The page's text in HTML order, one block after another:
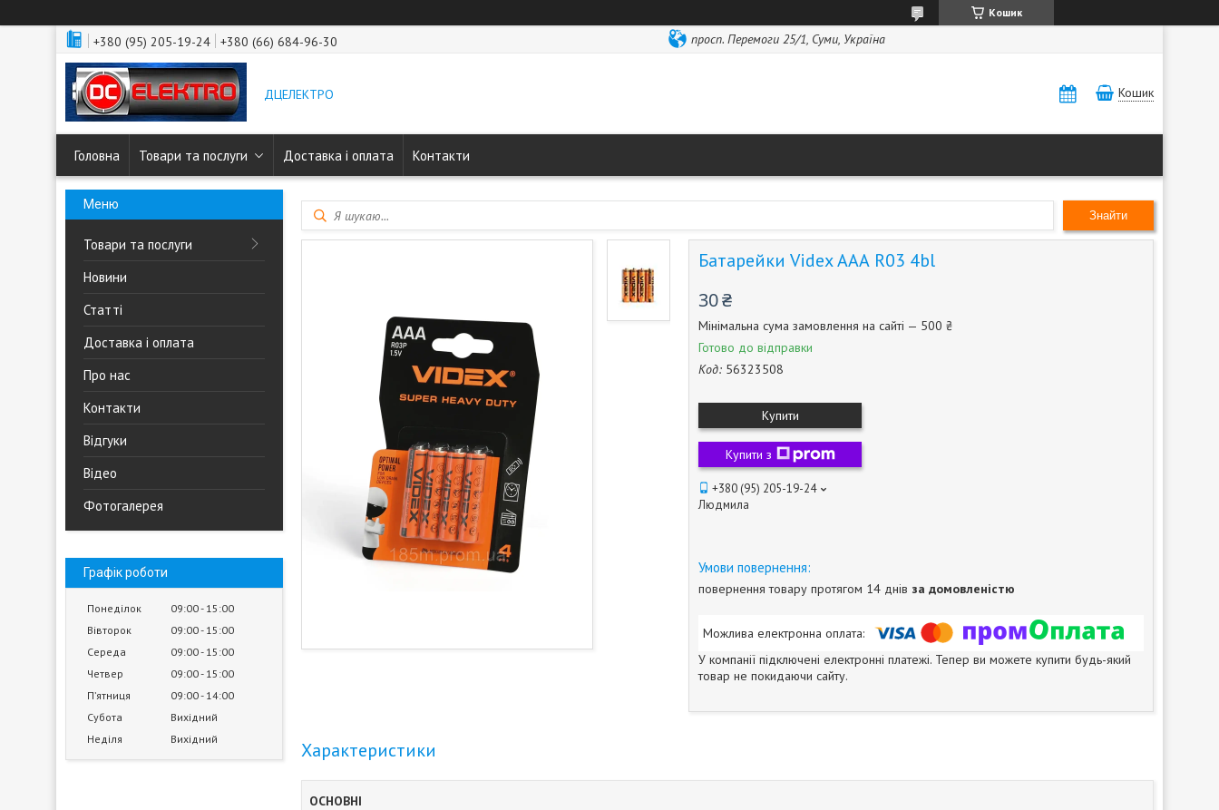
Кошик
+380 (95) 205-19-24 +380 (66) 684-96-30 просп. Перемоги 25/1, Суми, Україна
ДЦЕЛЕКТРО Кошик
Головна Товари та послуги Доставка і оплата Контакти
Товари та послуги
Новини
Статті
Доставка і оплата
Про нас
Контакти
Відгуки
Відео
Фотогалерея
Графік роботи
Понеділок 09:00 15:00
Вівторок
09:00 15:00
Середа
09:00 15:00
Четвер
09:00 15:00
Пʼятниця
09:00 14:00
Субота
Вихідний
Неділя
Вихідний
Знайти
Батарейки Videx ААА R03 4bl
30 ₴
Мінімальна сума замовлення на сайті — 500 ₴
Готово до відправки
Код: 56323508
Купити
Купити з
+380 (95) 205-19-24
Людмила
повернення товару протягом 14 днів за домовленістю
У компанії підключені електронні платежі. Тепер ви можете купити будь-який
товар не покидаючи сайту.
Характеристики
ОСНОВНІ